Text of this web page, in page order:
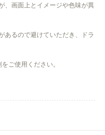
、画面上とイメージや色味が異
あるので避けていただき、ドラ
ご使用ください。